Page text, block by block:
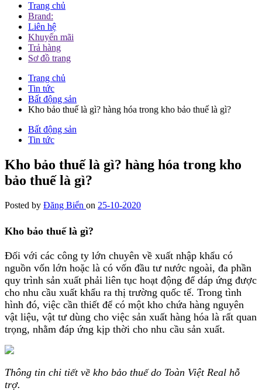
Trang chủ
Brand:
Liên hệ
Khuyến mãi
Trả hàng
Sơ đồ trang
Trang chủ
Tin tức
Bất động sản
Kho bảo thuế là gì? hàng hóa trong kho bảo thuế là gì?
Bất động sản
Tin tức
Kho bảo thuế là gì? hàng hóa trong kho
bảo thuế là gì?
Posted by Đăng Biển on 25-10-2020
Kho bảo thuế là gì?
Đối với các công ty lớn chuyên về xuất nhập khẩu có
nguồn vốn lớn hoặc là có vốn đầu tư nước ngoài, đa phần
quy trình sản xuất phải liên tục hoạt động để dáp ứng được
cho nhu cầu xuất khẩu ra thị trường quốc tế. Trong tình
hình đó, việc cần thiết để có một kho chứa hàng nguyên
vật liệu, vật tư dùng cho việc sản xuất hàng hóa là rất quan
trọng, nhằm đáp ứng kịp thời cho nhu cầu sản xuất.
Thông tin chi tiết về kho bảo thuế do Toàn Việt Real hỗ
trợ.